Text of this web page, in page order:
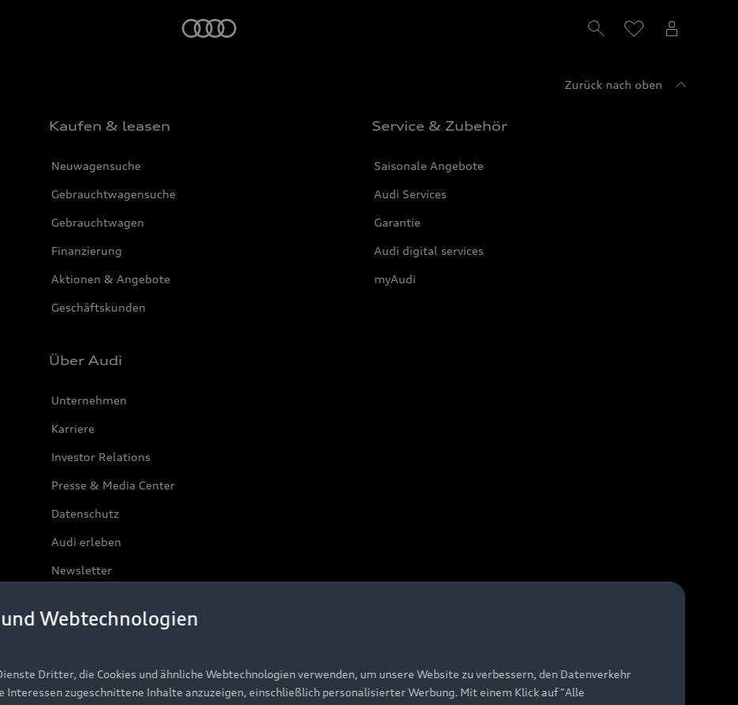
Zurück nach oben
Kaufen & leasen
Neuwagensuche
Gebrauchtwagensuche
Gebrauchtwagen
Finanzierung
Aktionen & Angebote
Geschäftskunden
Service & Zubehör
Saisonale Angebote
Audi Services
Garantie
Audi digital services
myAudi
Über Audi
Unternehmen
Karriere
Investor Relations
Presse & Media Center
Datenschutz
Audi erleben
Newsletter
Webtechnologien
Dritter, die Cookies und ähnliche Webtechnologien verwenden, um unsere Website zu verbessern, den Datenverkehr
Interessen zugeschnittene Inhalte anzuzeigen, einschließlich personalisierter Werbung. Mit einem Klick auf "Alle